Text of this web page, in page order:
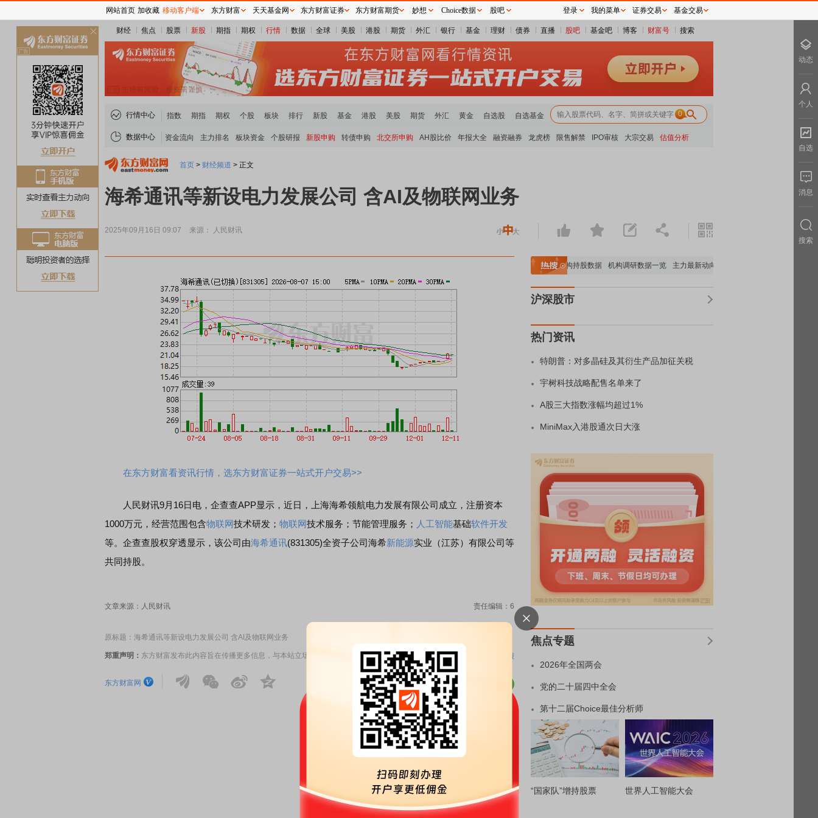
财经 焦点 股票 新股 期指 期权 行情 数据 全球 美股 港股 期货 外汇 银行 基金 理财 债券 直播 股吧 基金吧 博客 财富号 搜索
行情中心 指数 期指 期权 个股 板块 排行 新股 基金 港股 美股 期货 外汇 黄金 自选股 自选基金 0
数据中心 资金流向 主力排名 板块资金 个股研报 新股申购 转债申购 北交所申购 AH股比价 年报大全 融资融券 龙虎榜 限售解禁 IPO审核 大宗交易 估值分析
首页 > 财经频道 > 正文
海希通讯等新设电力发展公司 含AI及物联网业务
2025年09月16日 09:07 来源： 人民财讯
在东方财富看资讯行情，选东方财富证券一站式开户交易>>
人民财讯9月16日电，企查查APP显示，近日，上海海希领航电力发展有限公司成立，注册资本
1000万元，经营范围包含物联网技术研发； 物联网技术服务；节能管理服务； 人工智能基础软件开发
等。企查查股权穿透显示，该公司由海希通讯(831305)全资子公司海希新能源实业（江苏）有限公司等
共同持股。
文章来源：人民财讯 责任编辑：6
原标题：海希通讯等新设电力发展公司 含AI及物联网业务
郑重声明： 东方财富发布此内容旨在传播更多信息，与本站立场无关，不构成投资建议。据此操作，风险自担。 举报
东方财富网
重要机构持股数据 机构调研数据一览 主力最新动向
沪深股市
热门资讯
特朗普：对多晶硅及其衍生产品加征关税
宇树科技战略配售名单来了
A股三大指数涨幅均超过1%
MiniMax入港股通次日大涨
焦点专题
2026年全国两会
党的二十届四中全会
第十二届Choice最佳分析师
“国家队”增持股票 世界人工智能大会
网站首页 加收藏 移动客户端 东方财富 天天基金网 东方财富证券 东方财富期货 妙想 Choice数据 股吧 登录 我的菜单 证券交易 基金交易
动态
个人
自选
消息
搜索
关